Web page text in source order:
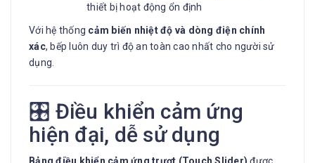
thiết bị hoạt động ổn định
Với hệ thống cảm biến nhiệt độ và dòng điện chính
xác, bếp luôn duy trì độ an toàn cao nhất cho người sử
dụng.
🎛️ Điều khiển cảm ứng
hiện đại, dễ sử dụng